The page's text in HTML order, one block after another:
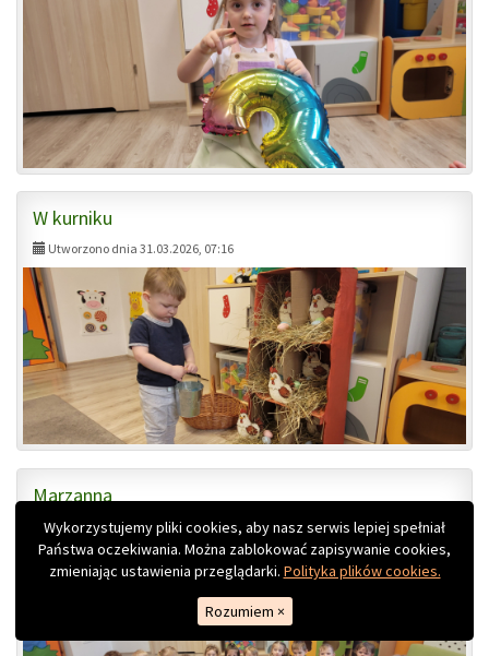
Wykorzystujemy pliki cookies, aby nasz serwis lepiej spełniał
Państwa oczekiwania. Można zablokować zapisywanie cookies,
zmieniając ustawienia przeglądarki. Polityka plików cookies.
Rozumiem ×
W kurniku
Utworzono dnia 31.03.2026, 07:16
Marzanna
Utworzono dnia 31.03.2026, 07:15